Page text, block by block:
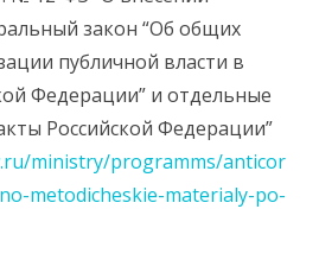
закон “Об общих
публичной власти в
Федерации” и отдельные
Российской Федерации”
ministry/programms/anticor
metodicheskie-materialy-po-